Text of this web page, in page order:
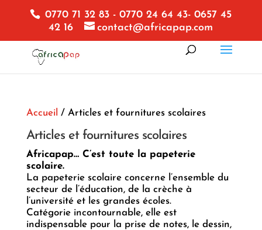
0770 71 32 83 - 0770 24 64 43- 0657 45
42 16
contact@africapap.com
Accueil / Articles et fournitures scolaires
Articles et fournitures scolaires
Africapap… C’est toute la papeterie
scolaire.
La papeterie scolaire concerne l’ensemble du
secteur de l’éducation, de la crèche à
l’université et les grandes écoles.
Catégorie incontournable, elle est
indispensable pour la prise de notes, le dessin,